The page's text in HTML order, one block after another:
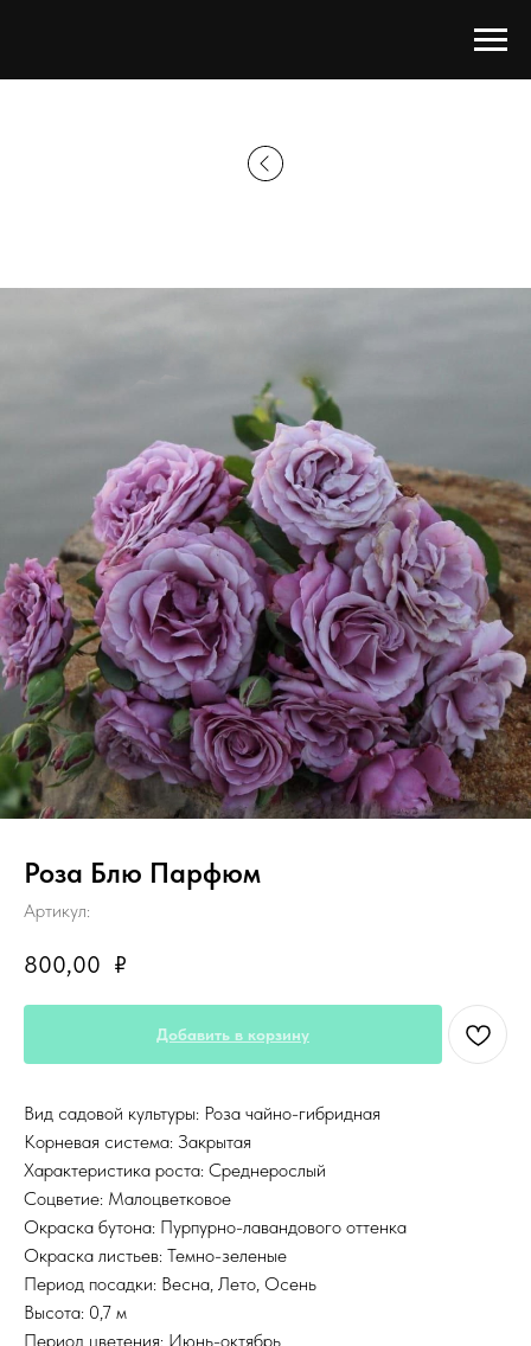
Роза Блю Парфюм
Артикул:
800,00 ₽
Добавить в корзину
Вид садовой культуры: Роза чайно-гибридная
Корневая система: Закрытая
Характеристика роста: Среднерослый
Соцветие: Малоцветковое
Окраска бутона: Пурпурно-лавандового оттенка
Окраска листьев: Темно-зеленые
Период посадки: Весна, Лето, Осень
Высота: 0,7 м
Период цветения: Июнь-октябрь